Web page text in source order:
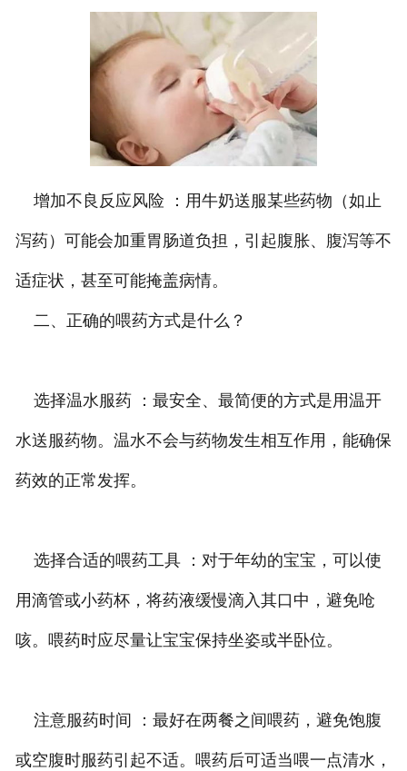
增加不良反应风险 ：用牛奶送服某些药物（如止
泻药）可能会加重胃肠道负担，引起腹胀、腹泻等不
适症状，甚至可能掩盖病情。
二、正确的喂药方式是什么？
选择温水服药 ：最安全、最简便的方式是用温开
水送服药物。温水不会与药物发生相互作用，能确保
药效的正常发挥。
选择合适的喂药工具 ：对于年幼的宝宝，可以使
用滴管或小药杯，将药液缓慢滴入其口中，避免呛
咳。喂药时应尽量让宝宝保持坐姿或半卧位。
注意服药时间 ：最好在两餐之间喂药，避免饱腹
或空腹时服药引起不适。喂药后可适当喂一点清水，